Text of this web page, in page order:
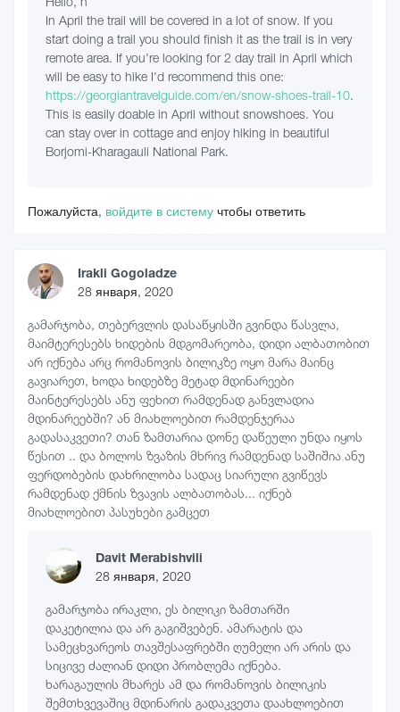
In April the trail will be covered in a lot of snow. If you
start doing a trail you should finish it as the trail is in very
remote area. If you're looking for 2 day trail in April which
will be easy to hike I'd recommend this one:
https://georgiantravelguide.com/en/snow-shoes-trail-10.
This is easily doable in April without snowshoes. You
can stay over in cottage and enjoy hiking in beautiful
Borjomi-Kharagauli National Park.
Пожалуйста, войдите в систему чтобы ответить
Irakli Gogoladze
28 января, 2020
გამარჯობა, თებერვლის დასაწყისში გვინდა წასვლა,
მაიმტერესებს ხიდების მდგომარეობა, დიდი ალბათობით
არ იქნება არც რომანოვის ბილიკზე ოყო მარა მაინც
გავიარეთ, ხოდა ხიდებზე მეტად მდინარეები
მაინტერესებს ანუ ფეხით რამდენად განვლადია
მდინარეებში? ან მიახლოებით რამდენჯერაა
გადასაკვეთი? თან ზამთარია დონე დაწეული უნდა იყოს
წესით .. და ბოლოს ზვაზის მხრივ რამდენად საშიშია ანუ
ფერდობების დახრილობა სადაც სიარული გვიწევს
რამდენად ქმნის ზვავის ალბათობას... იქნებ
მიახლოებით პასუხები გამცეთ
Davit Merabishvili
28 января, 2020
გამარჯობა ირაკლი, ეს ბილიკი ზამთარში
დაკეტილია და არ გაგიშვებენ. ამარატის და
სამეცხვარეოს თავშესაფრებში ღუმელი არ არის და
სიცივე ძალიან დიდი პრობლემა იქნება.
ხარაგაულის მხარეს ამ და რომანოვის ბილიკის
შემთხვევაშიც მდინარის გადაკვეთა დაახლოებით